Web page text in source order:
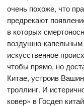
очень похоже, что
предрекают
в которых
воздушно-
искусственное
чтобы прямо, но
Китае, устроив
троллинг. И
ковер» в Госдеп